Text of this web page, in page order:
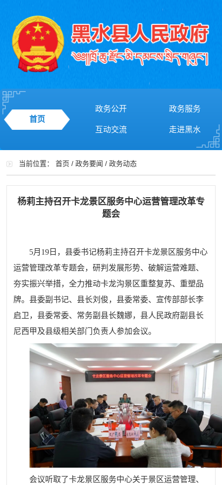
首页
政务公开 政务服务
互动交流 走进黑水
当前位置：首页 /政务要闻 /政务动态
杨莉主持召开卡龙景区服务中心运营管理改革专
题会
5月19日，县委书记杨莉主持召开卡龙景区服务中心
运营管理改革专题会，研判发展形势、破解运营难题、
夯实振兴举措，全力推动卡龙沟景区重整复苏、重塑品
牌。县委副书记、县长刘俊，县委常委、宣传部部长李
启卫，县委常委、常务副县长魏娜，县人民政府副县长
尼西甲及县级相关部门负责人参加会议。
会议听取了卡龙景区服务中心关于景区运营管理、